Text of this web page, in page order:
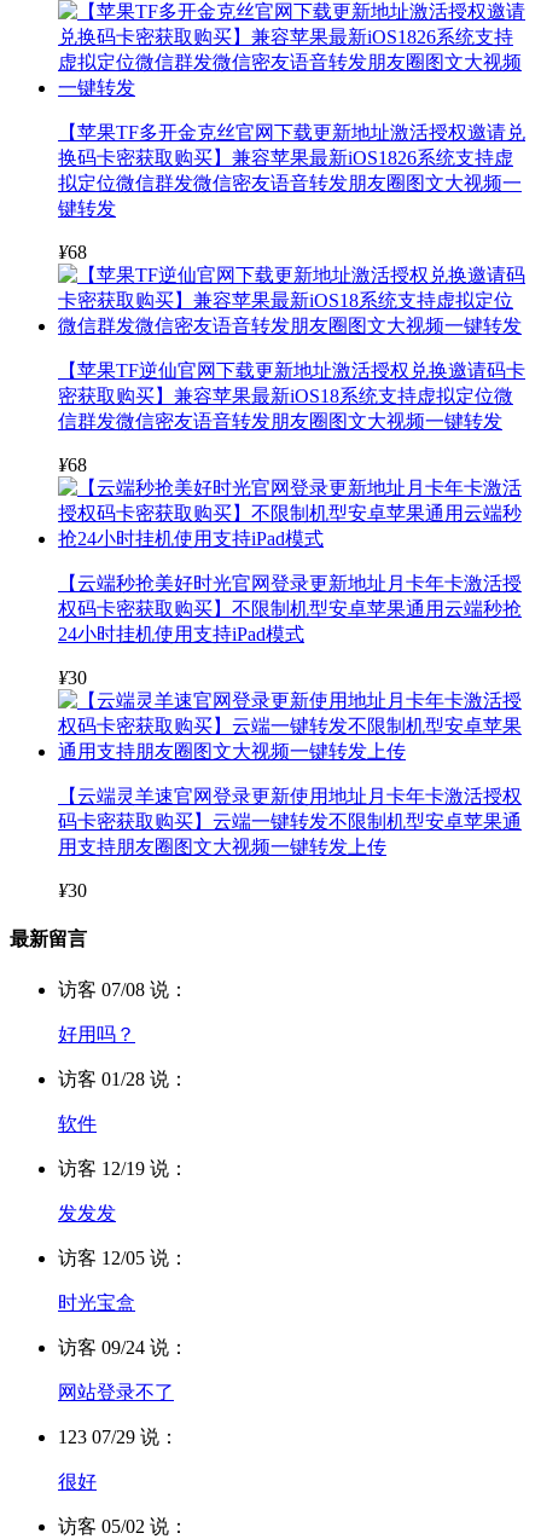
【苹果TF多开金克丝官网下载更新地址激活授权邀请兑
换码卡密获取购买】兼容苹果最新iOS1826系统支持虚
拟定位微信群发微信密友语音转发朋友圈图文大视频一
键转发
¥68
【苹果TF逆仙官网下载更新地址激活授权兑换邀请码卡
密获取购买】兼容苹果最新iOS18系统支持虚拟定位微
信群发微信密友语音转发朋友圈图文大视频一键转发
¥68
【云端秒抢美好时光官网登录更新地址月卡年卡激活授
权码卡密获取购买】不限制机型安卓苹果通用云端秒抢
24小时挂机使用支持iPad模式
¥30
【云端灵羊速官网登录更新使用地址月卡年卡激活授权
码卡密获取购买】云端一键转发不限制机型安卓苹果通
用支持朋友圈图文大视频一键转发上传
¥30
最新留言
访客 07/08 说：
好用吗？
访客 01/28 说：
软件
访客 12/19 说：
发发发
访客 12/05 说：
时光宝盒
访客 09/24 说：
网站登录不了
123 07/29 说：
很好
访客 05/02 说：